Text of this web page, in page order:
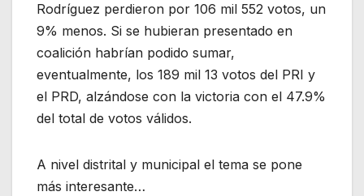
Rodríguez perdieron por 106 mil 552 votos, un
9% menos. Si se hubieran presentado en
coalición habrían podido sumar,
eventualmente, los 189 mil 13 votos del PRI y
el PRD, alzándose con la victoria con el 47.9%
del total de votos válidos.
A nivel distrital y municipal el tema se pone
más interesante…